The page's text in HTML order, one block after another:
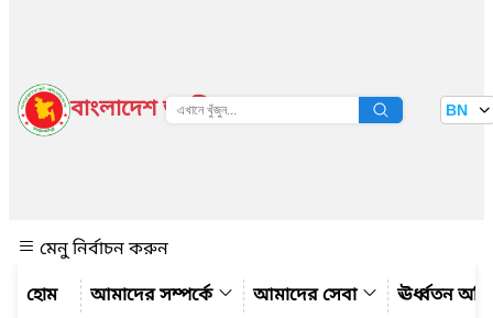
বাংলাদেশ জাতীয় তথ্য বাতায়ন BN
মেনু নির্বাচন করুন
আমাদের সম্পর্কে
আমাদের সেবা ঊর্ধ্বতন